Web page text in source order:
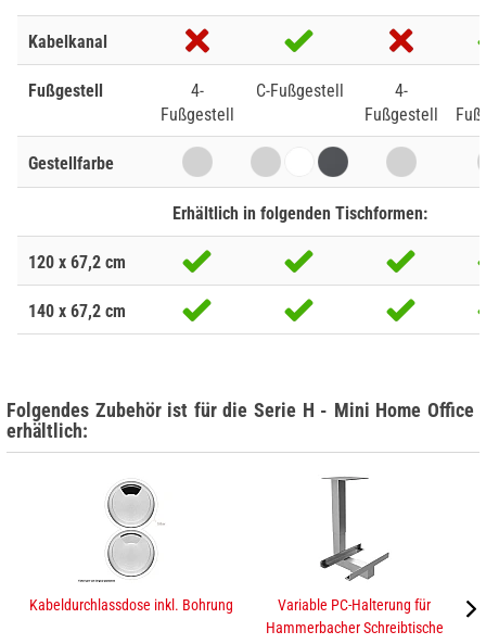
Kabelkanal
Fußgestell
4-
Fußgestell
C-Fußgestell
4-
Fußgestell
Gestellfarbe
Erhältlich in folgenden Tischformen:
120 x 67,2 cm
140 x 67,2 cm
Folgendes Zubehör ist für die Serie H - Mini Home Office
erhältlich:
Kabeldurchlassdose inkl. Bohrung
Variable PC-Halterung für
Hammerbacher Schreibtische